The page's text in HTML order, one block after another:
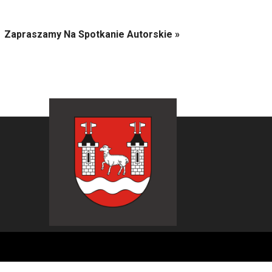
Zapraszamy Na Spotkanie Autorskie »